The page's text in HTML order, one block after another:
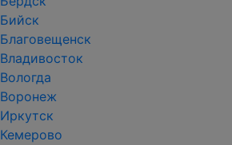
Бийск
Благовещенск
Владивосток
Вологда
Воронеж
Иркутск
Кемерово